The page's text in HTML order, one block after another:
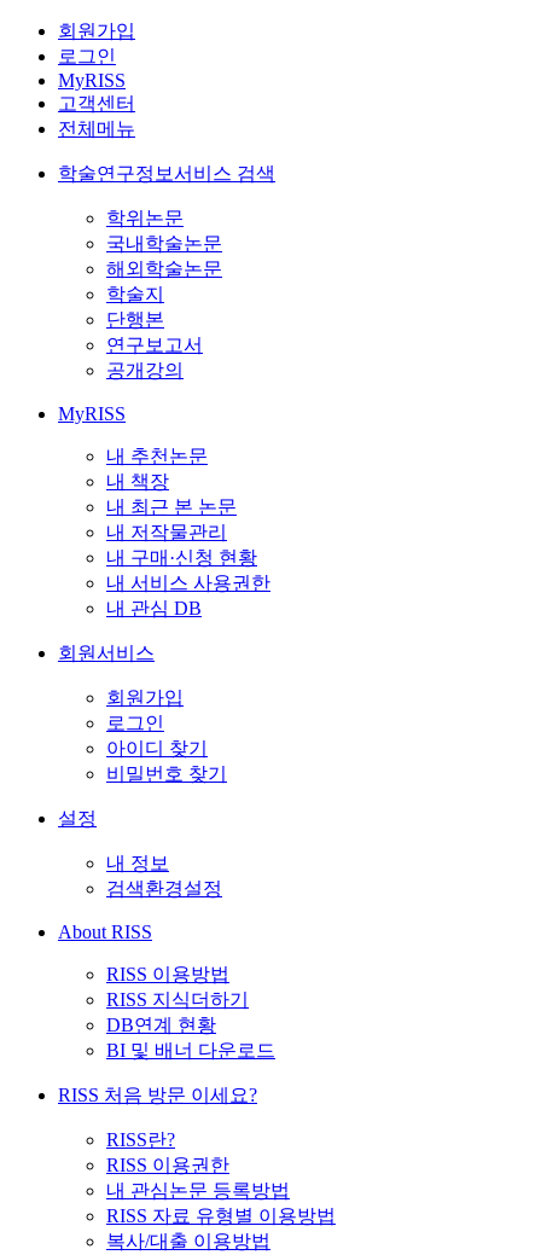
회원가입
로그인
MyRISS
고객센터
전체메뉴
학술연구정보서비스 검색
학위논문
국내학술논문
해외학술논문
학술지
단행본
연구보고서
공개강의
MyRISS
내 추천논문
내 책장
내 최근 본 논문
내 저작물관리
내 구매·신청 현황
내 서비스 사용권한
내 관심 DB
회원서비스
회원가입
로그인
아이디 찾기
비밀번호 찾기
설정
내 정보
검색환경설정
About RISS
RISS 이용방법
RISS 지식더하기
DB연계 현황
BI 및 배너 다운로드
RISS 처음 방문 이세요?
RISS란?
RISS 이용권한
내 관심논문 등록방법
RISS 자료 유형별 이용방법
복사/대출 이용방법